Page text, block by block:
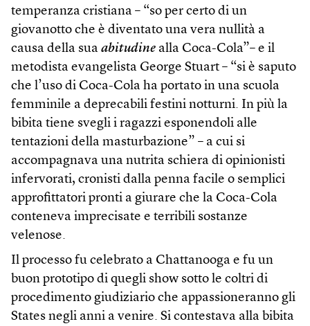
temperanza cristiana – “so per certo di un
giovanotto che è diventato una vera nullità a
causa della sua abitudine alla Coca-Cola”– e il
metodista evangelista George Stuart – “si è saputo
che l’uso di Coca-Cola ha portato in una scuola
femminile a deprecabili festini notturni. In più la
bibita tiene svegli i ragazzi esponendoli alle
tentazioni della masturbazione” – a cui si
accompagnava una nutrita schiera di opinionisti
infervorati, cronisti dalla penna facile o semplici
approfittatori pronti a giurare che la Coca-Cola
conteneva imprecisate e terribili sostanze
velenose.
Il processo fu celebrato a Chattanooga e fu un
buon prototipo di quegli show sotto le coltri di
procedimento giudiziario che appassioneranno gli
States negli anni a venire. Si contestava alla bibita